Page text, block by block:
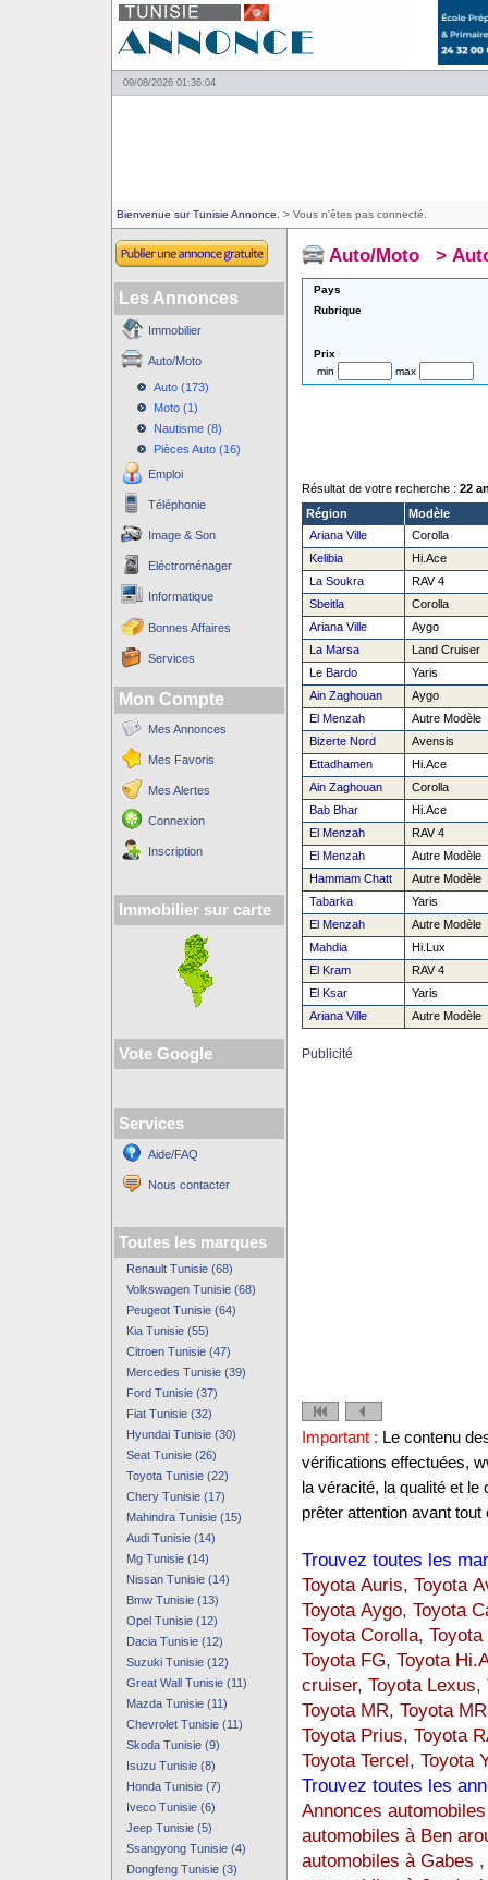
09/08/2026 01:36:04
Bienvenue sur Tunisie Annonce. > Vous n'êtes pas connecté.
Les Annonces
Immobilier
Auto/Moto
Auto (173)
Moto (1)
Nautisme (8)
Pièces Auto (16)
Emploi
Téléphonie
Image & Son
Eléctroménager
Informatique
Bonnes Affaires
Services
Mon Compte
Mes Annonces
Mes Favoris
Mes Alertes
Connexion
Inscription
Immobilier sur carte
Vote Google
Services
Aide/FAQ
Nous contacter
Toutes les marques
Renault Tunisie (68)
Volkswagen Tunisie (68)
Peugeot Tunisie (64)
Kia Tunisie (55)
Citroen Tunisie (47)
Mercedes Tunisie (39)
Ford Tunisie (37)
Fiat Tunisie (32)
Hyundai Tunisie (30)
Seat Tunisie (26)
Toyota Tunisie (22)
Chery Tunisie (17)
Mahindra Tunisie (15)
Audi Tunisie (14)
Mg Tunisie (14)
Nissan Tunisie (14)
Bmw Tunisie (13)
Opel Tunisie (12)
Dacia Tunisie (12)
Suzuki Tunisie (12)
Great Wall Tunisie (11)
Mazda Tunisie (11)
Chevrolet Tunisie (11)
Skoda Tunisie (9)
Isuzu Tunisie (8)
Honda Tunisie (7)
Iveco Tunisie (6)
Jeep Tunisie (5)
Ssangyong Tunisie (4)
Dongfeng Tunisie (3)
Auto/Moto >
Pays
Rubrique
Prix
min
max
Résultat de votre recherche : 22
Région
Modèle
Ariana Ville
Corolla
Kelibia
Hi.Ace
La Soukra
RAV 4
Sbeitla
Corolla
Ariana Ville
Aygo
La Marsa
Land Cruiser
Le Bardo
Yaris
Ain Zaghouan
Aygo
El Menzah
Autre Modèle
Bizerte Nord
Avensis
Ettadhamen
Hi.Ace
Ain Zaghouan
Corolla
Bab Bhar
Hi.Ace
El Menzah
RAV 4
El Menzah
Autre Modèle
Hammam Chatt
Autre Modèle
Tabarka
Yaris
El Menzah
Autre Modèle
Mahdia
Hi.Lux
El Kram
RAV 4
El Ksar
Yaris
Ariana Ville
Autre Modèle
Publicité
Important : Le contenu
vérifications effectuées,
la véracité, la qualité et
prêter attention avant tout
Trouvez toutes les
Toyota Auris, Toyota
Toyota Aygo, Toyota
Toyota Corolla,
Toyota FG, Toyota
cruiser, Toyota Lexus,
Toyota MR, Toyota
Toyota Prius, Toyota
Toyota Tercel, Toyota
Trouvez toutes les
Annonces
automobiles à Ben
automobiles à Gabes